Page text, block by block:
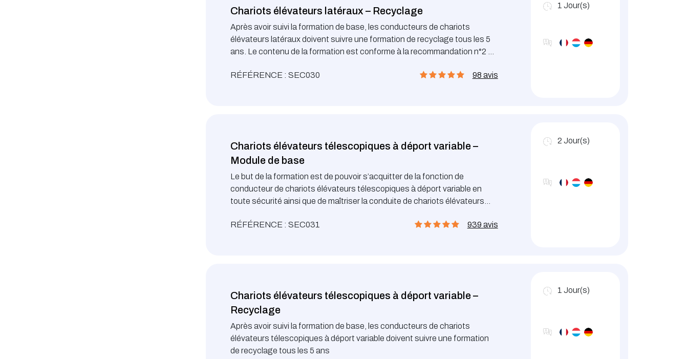
Chariots élévateurs latéraux – Recyclage
Après avoir suivi la formation de base, les conducteurs de chariots
élévateurs latéraux doivent suivre une formation de recyclage tous les 5
ans. Le contenu de la formation est conforme à la recommandation n°2 de
RÉFÉRENCE : SEC030
98 avis
1 Jour(s)
Chariots élévateurs télescopiques à déport variable –
Module de base
Le but de la formation est de pouvoir s’acquitter de la fonction de
conducteur de chariots élévateurs télescopiques à déport variable en
toute sécurité ainsi que de maîtriser la conduite de chariots élévateurs
RÉFÉRENCE : SEC031
939 avis
2 Jour(s)
Chariots élévateurs télescopiques à déport variable –
Recyclage
Après avoir suivi la formation de base, les conducteurs de chariots
élévateurs télescopiques à déport variable doivent suivre une formation
de recyclage tous les 5 ans
1 Jour(s)